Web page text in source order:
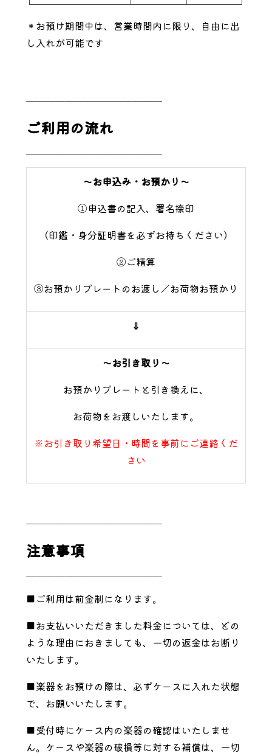
＊お預け期間中は、営業時間内に限り、自由に出
し入れが可能です
ご利用の流れ
～お申込み・お預かり～
①申込書の記入、署名捺印
（印鑑・身分証明書を必ずお持ちください）
②ご精算
③お預かりプレートのお渡し／お荷物お預かり
⇓
～お引き取り～
お預かりプレートと引き換えに、
お荷物をお渡しいたします。
※お引き取り希望日・時間を事前にご連絡くだ
さい
注意事項
■ご利用は前金制になります。
■お支払いいただきました料金については、どの
ような理由におきましても、一切の返金はお断り
いたします。
■楽器をお預けの際は、必ずケースに入れた状態
で、お願いいたします。
■受付時にケース内の楽器の確認はいたしませ
ん。ケースや楽器の破損等に対する補償は、一切